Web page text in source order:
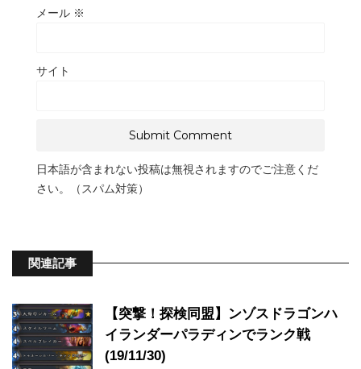
メール ※
サイト
日本語が含まれない投稿は無視されますのでご注意くだ
さい。（スパム対策）
関連記事
【突撃！探検同盟】ンゾスドラゴンハ
イランダーパラディンでランク戦
(19/11/30)